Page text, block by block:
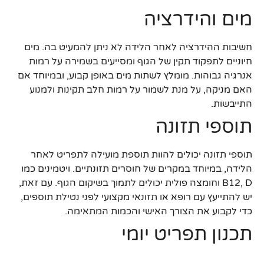
מים והידרציה
חשיבות ההידרציה לאחר הלידה לא ניתן להמעיט בה. מים
חיוניים לתפקוד תקין של הגוף ומסייעים בשמירה על רמות
אנרגיה גבוהות. מומלץ לשתות מים באופן קבוע, ובמיוחד אם
האם מניקה, על מנת לשמור על רמות חלב תקינות ולמנוע
התייבשות.
תוספי תזונה
תוספי תזונה יכולים להוות תוספת מועילה לתפריט לאחר
הלידה, במיוחד במקרים של חוסרים תזונתיים. ויטמינים כמו
B12, D וחומצה פולית יכולים לתמוך בשיקום הגוף. עם זאת,
יש להתייעץ עם רופא או תזונאי מקצועי לפני נטילת תוספים,
כדי לקבוע את הצורך האישי והכמות המתאימה.
תכנון תפריט יומי